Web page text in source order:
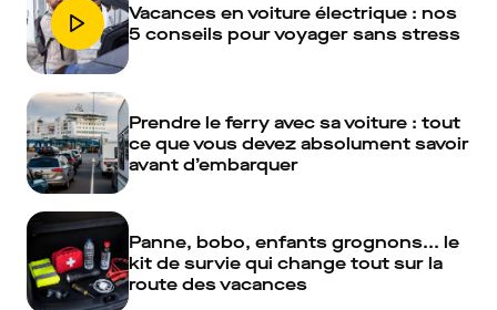
Vacances en voiture électrique : nos
5 conseils pour voyager sans stress
Prendre le ferry avec sa voiture : tout
ce que vous devez absolument savoir
avant d’embarquer
Panne, bobo, enfants grognons... le
kit de survie qui change tout sur la
route des vacances